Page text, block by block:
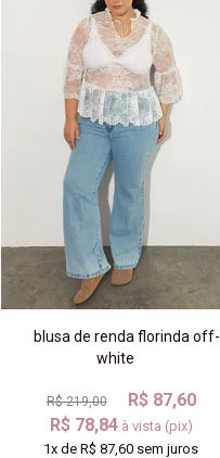
blusa de renda florinda off-
white
R$ 219,00
R$ 87,60
R$ 78,84 à vista (pix)
1x deR$ 87,60 sem juros